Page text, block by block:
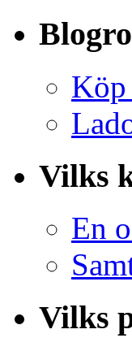
Köp
Vilks
En
Vilks